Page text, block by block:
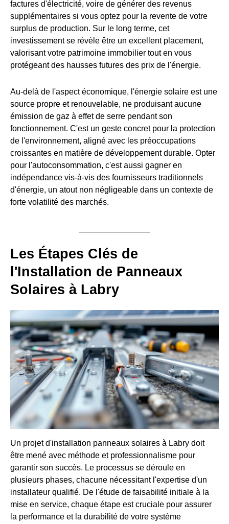
factures d'électricité, voire de générer des revenus
supplémentaires si vous optez pour la revente de votre
surplus de production. Sur le long terme, cet
investissement se révèle être un excellent placement,
valorisant votre patrimoine immobilier tout en vous
protégeant des hausses futures des prix de l'énergie.
Au-delà de l'aspect économique, l'énergie solaire est une
source propre et renouvelable, ne produisant aucune
émission de gaz à effet de serre pendant son
fonctionnement. C'est un geste concret pour la protection
de l'environnement, aligné avec les préoccupations
croissantes en matière de développement durable. Opter
pour l'autoconsommation, c'est aussi gagner en
indépendance vis-à-vis des fournisseurs traditionnels
d'énergie, un atout non négligeable dans un contexte de
forte volatilité des marchés.
Les Étapes Clés de
l'Installation de Panneaux
Solaires à Labry
Un projet d'installation panneaux solaires à Labry doit
être mené avec méthode et professionnalisme pour
garantir son succès. Le processus se déroule en
plusieurs phases, chacune nécessitant l'expertise d'un
installateur qualifié. De l'étude de faisabilité initiale à la
mise en service, chaque étape est cruciale pour assurer
la performance et la durabilité de votre système